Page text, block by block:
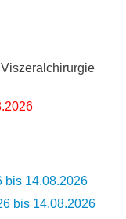
bis 14.08.2026
bis 14.08.2026